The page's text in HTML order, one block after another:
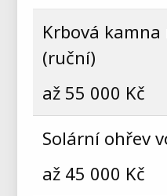
Krbová
(ruční)
až 55 000 Kč
Solární ohřev
až 45 000 Kč